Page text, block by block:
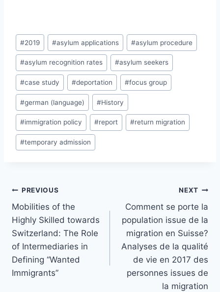
Post
Tags:
#2019 #asylum applications #asylum procedure
#asylum recognition rates #asylum seekers
#case study #deportation #focus group
#german (language) #History
#immigration policy #report #return migration
#temporary admission
Post
navigation
PREVIOUS
Mobilities of the
Highly Skilled towards
Switzerland: The Role
of Intermediaries in
Defining “Wanted
Immigrants”
NEXT
Comment se porte la
population issue de la
migration en Suisse?
Analyses de la qualité
de vie en 2017 des
personnes issues de
la migration